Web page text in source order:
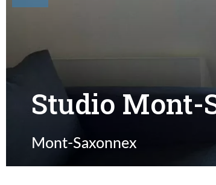
Studio Mont-
Mont-Saxonnex